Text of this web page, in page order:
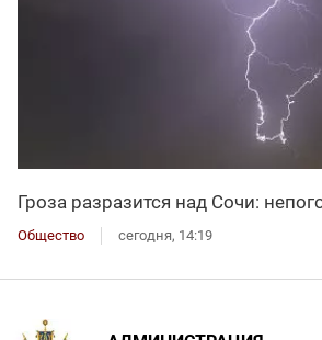
Гроза разразится над Сочи:
Общество сегодня, 14:19